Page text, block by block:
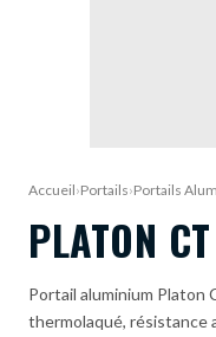
Accueil›Portails›Portails
PLATON
Portail aluminium
thermolaqué, résistance